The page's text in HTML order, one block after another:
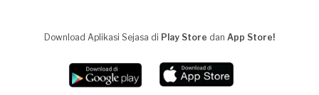
Download Aplikasi Sejasa di Play Store dan App Store!